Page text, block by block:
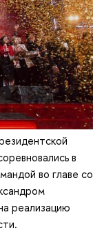
в
во главе со
реализацию